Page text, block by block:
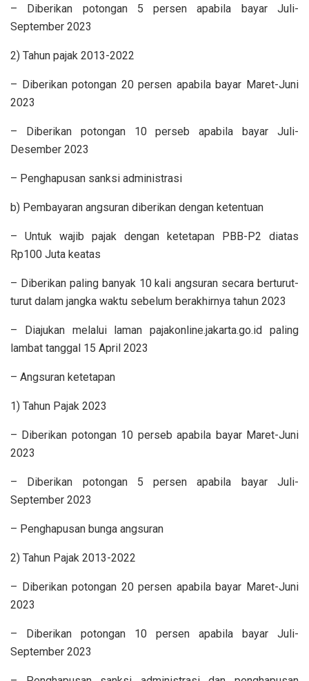
– Diberikan potongan 5 persen apabila bayar Juli-
September 2023
2) Tahun pajak 2013-2022
– Diberikan potongan 20 persen apabila bayar Maret-Juni
2023
– Diberikan potongan 10 perseb apabila bayar Juli-
Desember 2023
– Penghapusan sanksi administrasi
b) Pembayaran angsuran diberikan dengan ketentuan
– Untuk wajib pajak dengan ketetapan PBB-P2 diatas
Rp100 Juta keatas
– Diberikan paling banyak 10 kali angsuran secara berturut-
turut dalam jangka waktu sebelum berakhirnya tahun 2023
– Diajukan melalui laman pajakonline.jakarta.go.id paling
lambat tanggal 15 April 2023
– Angsuran ketetapan
1) Tahun Pajak 2023
– Diberikan potongan 10 perseb apabila bayar Maret-Juni
2023
– Diberikan potongan 5 persen apabila bayar Juli-
September 2023
– Penghapusan bunga angsuran
2) Tahun Pajak 2013-2022
– Diberikan potongan 20 persen apabila bayar Maret-Juni
2023
– Diberikan potongan 10 persen apabila bayar Juli-
September 2023